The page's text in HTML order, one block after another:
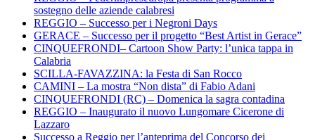
sostegno delle aziende calabresi
REGGIO – Successo per i Negroni Days
GERACE – Successo per il progetto “Best Artist in Gerace”
CINQUEFRONDI– Cartoon Show Party: l’unica tappa in
Calabria
SCILLA-FAVAZZINA: la Festa di San Rocco
CAMINI – La mostra “Non dista” di Fabio Adani
CINQUEFRONDI (RC) – Domenica la sagra contadina
REGGIO – Inaugurato il nuovo Lungomare Cicerone di
Lazzaro
Successo a Reggio per l’anteprima del Concorso dei